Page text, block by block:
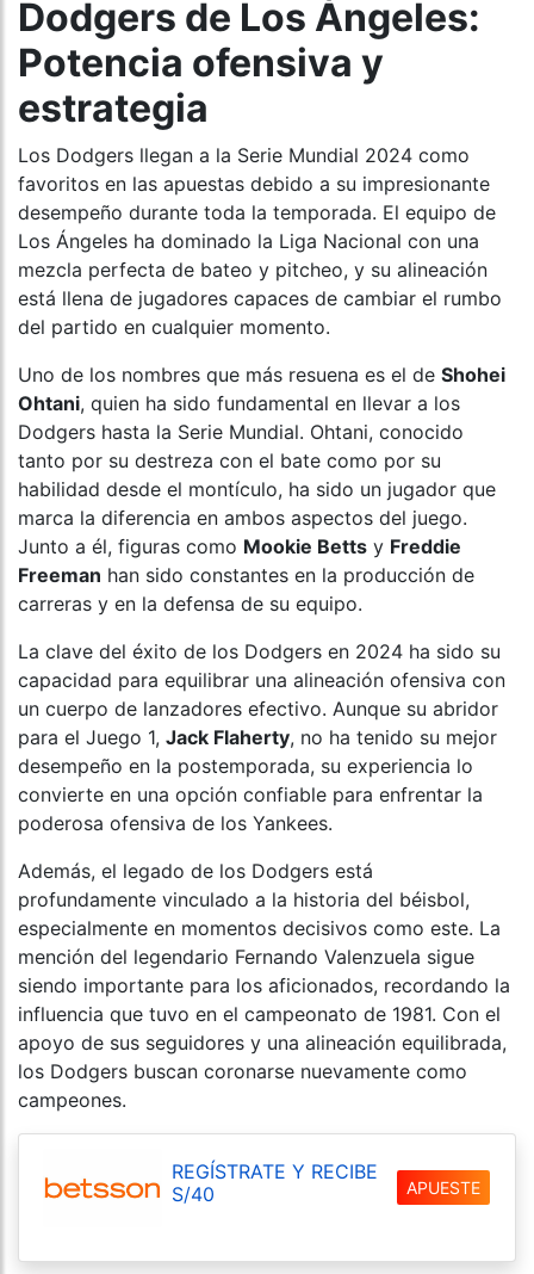
Dodgers de Los Ángeles:
Potencia ofensiva y
estrategia
Los Dodgers llegan a la Serie Mundial 2024 como
favoritos en las apuestas debido a su impresionante
desempeño durante toda la temporada. El equipo de
Los Ángeles ha dominado la Liga Nacional con una
mezcla perfecta de bateo y pitcheo, y su alineación
está llena de jugadores capaces de cambiar el rumbo
del partido en cualquier momento.
Uno de los nombres que más resuena es el de Shohei
Ohtani, quien ha sido fundamental en llevar a los
Dodgers hasta la Serie Mundial. Ohtani, conocido
tanto por su destreza con el bate como por su
habilidad desde el montículo, ha sido un jugador que
marca la diferencia en ambos aspectos del juego.
Junto a él, figuras como Mookie Betts y Freddie
Freeman han sido constantes en la producción de
carreras y en la defensa de su equipo.
La clave del éxito de los Dodgers en 2024 ha sido su
capacidad para equilibrar una alineación ofensiva con
un cuerpo de lanzadores efectivo. Aunque su abridor
para el Juego 1, Jack Flaherty, no ha tenido su mejor
desempeño en la postemporada, su experiencia lo
convierte en una opción confiable para enfrentar la
poderosa ofensiva de los Yankees.
Además, el legado de los Dodgers está
profundamente vinculado a la historia del béisbol,
especialmente en momentos decisivos como este. La
mención del legendario Fernando Valenzuela sigue
siendo importante para los aficionados, recordando la
influencia que tuvo en el campeonato de 1981. Con el
apoyo de sus seguidores y una alineación equilibrada,
los Dodgers buscan coronarse nuevamente como
campeones.
REGÍSTRATE Y RECIBE
S/40
APUESTE